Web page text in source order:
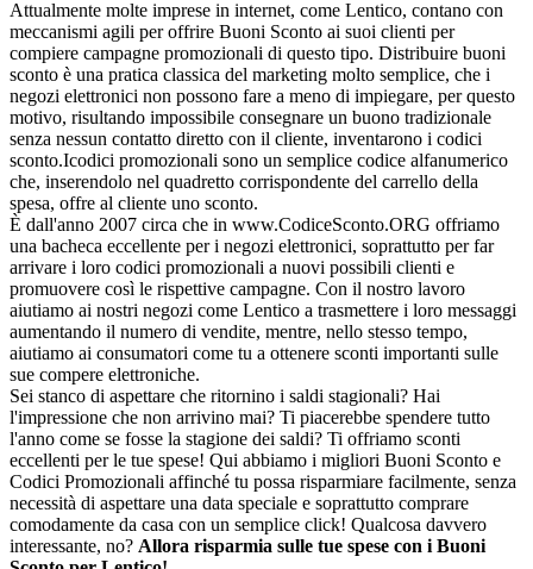
Attualmente molte imprese in internet, come Lentico, contano con
meccanismi agili per offrire Buoni Sconto ai suoi clienti per
compiere campagne promozionali di questo tipo. Distribuire buoni
sconto è una pratica classica del marketing molto semplice, che i
negozi elettronici non possono fare a meno di impiegare, per questo
motivo, risultando impossibile consegnare un buono tradizionale
senza nessun contatto diretto con il cliente, inventarono i codici
sconto.Icodici promozionali sono un semplice codice alfanumerico
che, inserendolo nel quadretto corrispondente del carrello della
spesa, offre al cliente uno sconto.
È dall'anno 2007 circa che in www.CodiceSconto.ORG offriamo
una bacheca eccellente per i negozi elettronici, soprattutto per far
arrivare i loro codici promozionali a nuovi possibili clienti e
promuovere così le rispettive campagne. Con il nostro lavoro
aiutiamo ai nostri negozi come Lentico a trasmettere i loro messaggi
aumentando il numero di vendite, mentre, nello stesso tempo,
aiutiamo ai consumatori come tu a ottenere sconti importanti sulle
sue compere elettroniche.
Sei stanco di aspettare che ritornino i saldi stagionali? Hai
l'impressione che non arrivino mai? Ti piacerebbe spendere tutto
l'anno come se fosse la stagione dei saldi? Ti offriamo sconti
eccellenti per le tue spese! Qui abbiamo i migliori Buoni Sconto e
Codici Promozionali affinché tu possa risparmiare facilmente, senza
necessità di aspettare una data speciale e soprattutto comprare
comodamente da casa con un semplice click! Qualcosa davvero
interessante, no? Allora risparmia sulle tue spese con i Buoni